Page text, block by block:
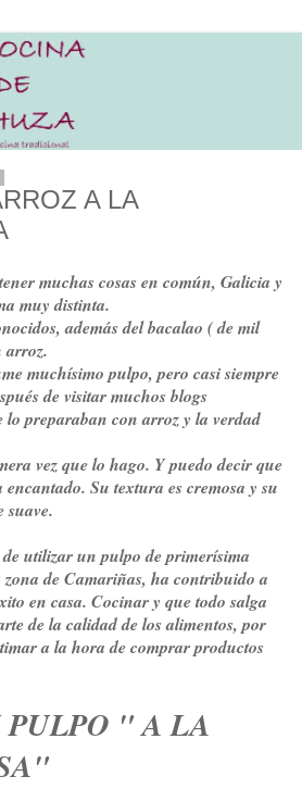
A LA
muchas cosas en común, Galicia y
muy distinta.
además del bacalao ( de mil
arroz.
muchísimo pulpo, pero casi siempre
de visitar muchos blogs
lo preparaban con arroz y la verdad
vez que lo hago. Y puedo decir que
Su textura es cremosa y su
suave.
utilizar un pulpo de primerísima
de Camariñas, ha contribuido a
en casa. Cocinar y que todo salga
de la calidad de los alimentos, por
a la hora de comprar productos
PULPO " ALA
"